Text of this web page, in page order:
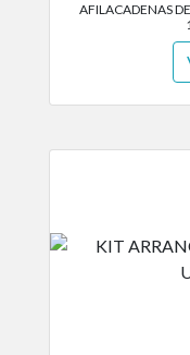
AFILACADENAS